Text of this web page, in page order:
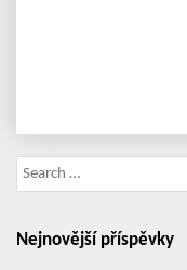
Search
for:
Nejnovější příspěvky